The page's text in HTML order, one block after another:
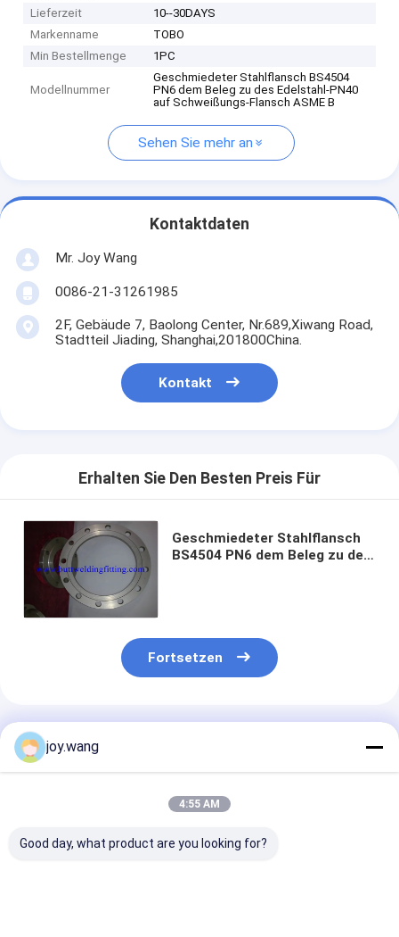
Lieferzeit
10--30DAYS
Markenname
TOBO
Min Bestellmenge
1PC
Modellnummer
Geschmiedeter Stahlflansch BS4504
PN6 dem Beleg zu des Edelstahl-PN40
auf Schweißungs-Flansch ASME B
Sehen Sie mehr an
Kontaktdaten
Mr. Joy Wang
0086-21-31261985
2F, Gebäude 7, Baolong Center, Nr.689,Xiwang Road,
Stadtteil Jiading, Shanghai,201800China.
Kontakt
Erhalten Sie Den Besten Preis Für
Geschmiedeter Stahlflansch
BS4504 PN6 dem Beleg zu des
Fortsetzen
Empfohlene Produkte
joy.wang
4:55 AM
Good day, what product are you looking for?